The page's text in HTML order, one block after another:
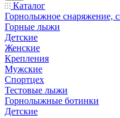
Каталог
Горнолыжное снаряжение,
Горные лыжи
Детские
Женские
Крепления
Мужские
Спортцех
Тестовые лыжи
Горнолыжные ботинки
Детские